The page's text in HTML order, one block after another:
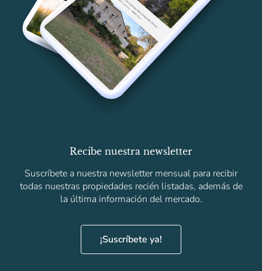
Recibe nuestra newsletter
Suscríbete a nuestra newsletter mensual para recibir
todas nuestras propiedades recién listadas, además de
la última información del mercado.
¡Suscríbete ya!